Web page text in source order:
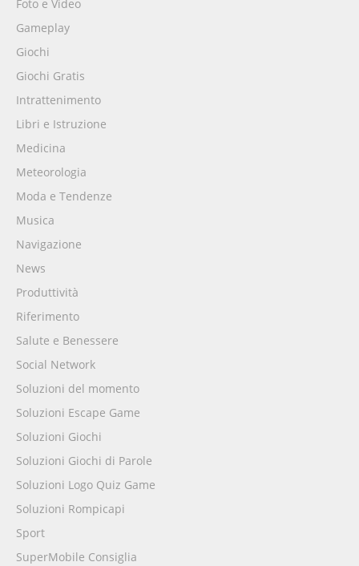
Foto e Video
Gameplay
Giochi
Giochi Gratis
Intrattenimento
Libri e Istruzione
Medicina
Meteorologia
Moda e Tendenze
Musica
Navigazione
News
Produttività
Riferimento
Salute e Benessere
Social Network
Soluzioni del momento
Soluzioni Escape Game
Soluzioni Giochi
Soluzioni Giochi di Parole
Soluzioni Logo Quiz Game
Soluzioni Rompicapi
Sport
SuperMobile Consiglia